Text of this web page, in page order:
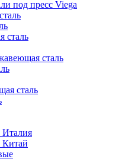
под пресс Viega
сталь
сталь
сталь